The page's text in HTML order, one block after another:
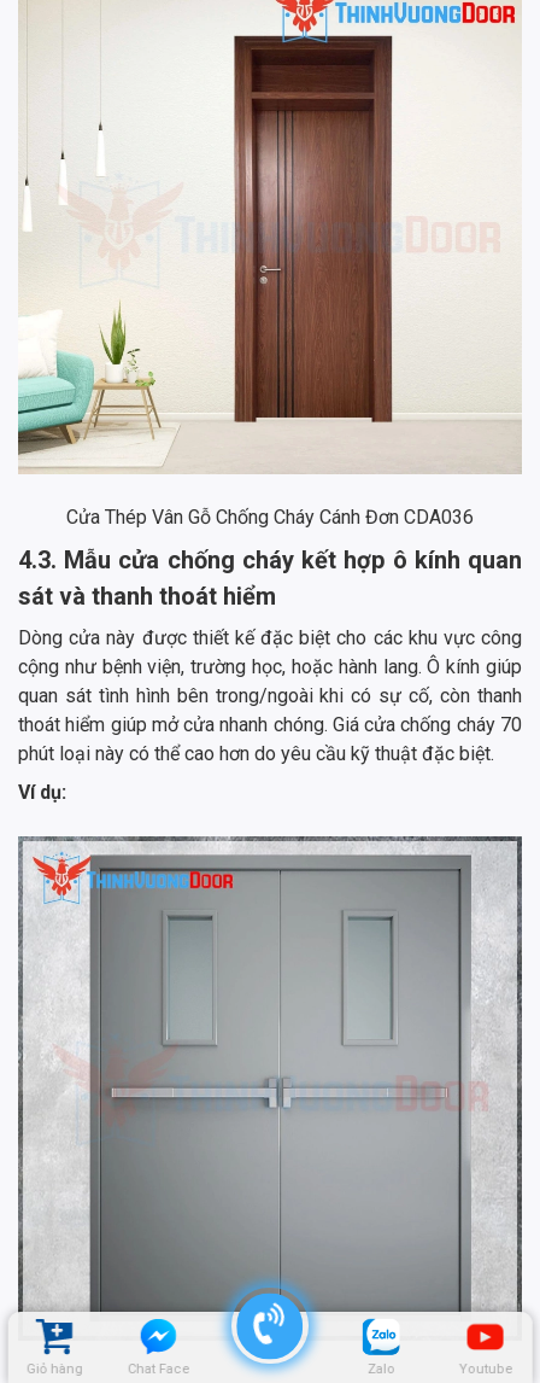
Giỏ hàng Chat Face Zalo Youtube
Cửa Thép Vân Gỗ Chống Cháy Cánh Đơn CDA036
4.3. Mẫu cửa chống cháy kết hợp ô kính quan
sát và thanh thoát hiểm
Dòng cửa này được thiết kế đặc biệt cho các khu vực công
cộng như bệnh viện, trường học, hoặc hành lang. Ô kính giúp
quan sát tình hình bên trong/ngoài khi có sự cố, còn thanh
thoát hiểm giúp mở cửa nhanh chóng. Giá cửa chống cháy 70
phút loại này có thể cao hơn do yêu cầu kỹ thuật đặc biệt.
Ví dụ: